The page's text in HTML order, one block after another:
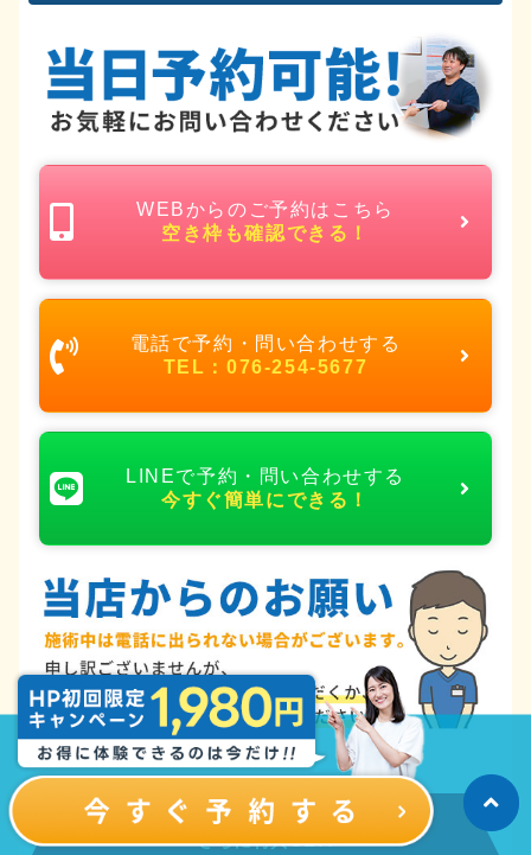
WEBからのご予約はこちら
空き枠も確認できる！
電話で予約・問い合わせする
TEL：076-254-5677
LINEで予約・問い合わせする
今すぐ簡単にできる！
友だち登録でLINE予約可能!
さらに特典GET!